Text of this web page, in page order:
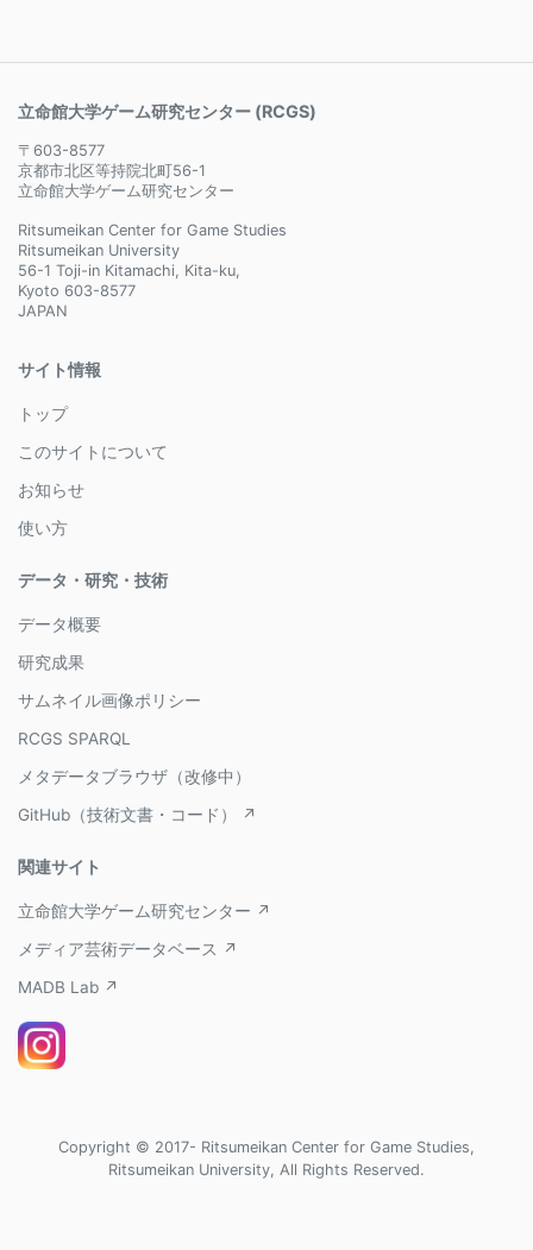
立命館大学ゲーム研究センター (RCGS)
〒603-8577
京都市北区等持院北町56-1
立命館大学ゲーム研究センター
Ritsumeikan Center for Game Studies
Ritsumeikan University
56-1 Toji-in Kitamachi, Kita-ku,
Kyoto 603-8577
JAPAN
サイト情報
トップ
このサイトについて
お知らせ
使い方
データ・研究・技術
データ概要
研究成果
サムネイル画像ポリシー
RCGS SPARQL
メタデータブラウザ（改修中）
GitHub（技術文書・コード） ↗
関連サイト
立命館大学ゲーム研究センター ↗
メディア芸術データベース ↗
MADB Lab ↗
Copyright © 2017- Ritsumeikan Center for Game Studies,
Ritsumeikan University, All Rights Reserved.